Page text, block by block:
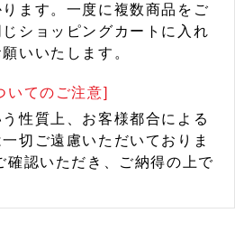
ます。一度に複数商品をご
ショッピングカートに入れ
いいたします。
いてのご注意]
性質上、お客様都合による
切ご遠慮いただいておりま
確認いただき、ご納得の上で